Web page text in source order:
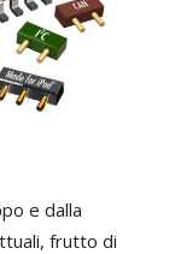
e dalla
frutto di